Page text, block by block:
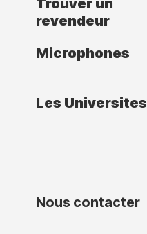
revendeur
Microphones
Les Universites
Nous contacter